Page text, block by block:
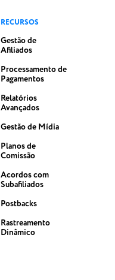
RECURSOS
Gestão de
Afiliados
Processamento de
Pagamentos
Relatórios
Avançados
Gestão de Mídia
Planos de
Comissão
Acordos com
Subafiliados
Postbacks
Rastreamento
Dinâmico